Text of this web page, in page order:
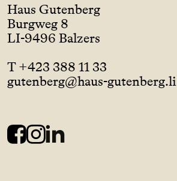
Haus Gutenberg
Burgweg 8
LI-9496 Balzers
T +423 388 11 33
gutenberg@haus-gutenberg.li